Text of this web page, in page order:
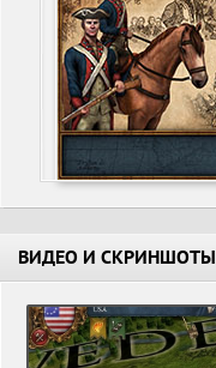
ВИДЕО И СКРИНШОТЫ